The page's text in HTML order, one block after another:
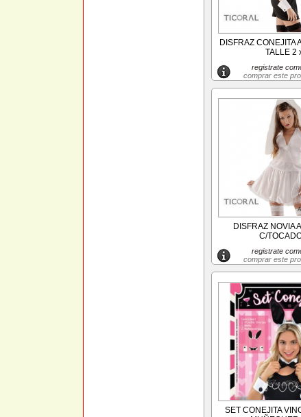
DISFRAZ CONEJITA
TALLE 2
registrate
comprar este
DISFRAZ NOVIA
C/
registrate
comprar este
SET CONEJITA